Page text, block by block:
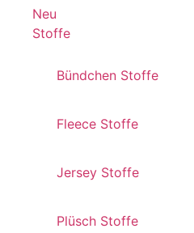
Neu
Stoffe
Bündchen Stoffe
Fleece Stoffe
Jersey Stoffe
Plüsch Stoffe